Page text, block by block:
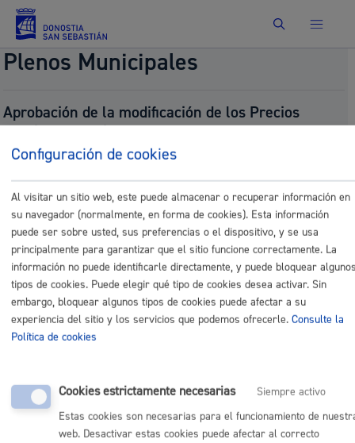
Buscar
Plenos Municipales
Aprobación de la modificación de los Precios
Públicos a partir del 1 de enero de 2026.
Fecha del pleno:11/27/2025
Documentos
7.-
Comunícate con el Ayuntamiento de Donostia / San
Sebastián
(+34) 943 481 000
Buzón de la ciudadanía
Informar de un error en la web
Configuración de cookies
Al visitar un sitio web, este puede almacenar o recuperar información en
su navegador (normalmente, en forma de cookies). Esta información
puede ser sobre usted, sus preferencias o el dispositivo, y se usa
principalmente para garantizar que el sitio funcione correctamente. La
información no puede identificarle directamente, y puede bloquear
tipos de cookies. Puede elegir qué tipo de cookies desea activar. Sin
embargo, bloquear algunos tipos de cookies puede afectar a su
experiencia del sitio y los servicios que podemos ofrecerle. Consulte la
Política de cookies
Cookies estrictamente necesarias
Siempre activo
Estas cookies son necesarias para el funcionamiento de
web. Desactivar estas cookies puede afectar al correcto